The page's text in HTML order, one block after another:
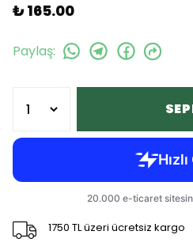
₺ 165.00
Paylaş:
1750 TL üzeri ücretsiz kargo